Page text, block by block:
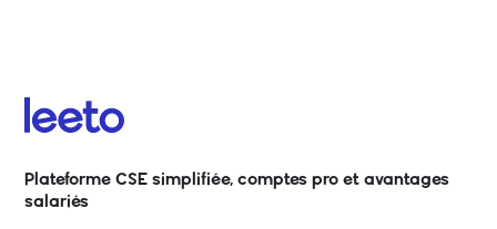
Plateforme CSE simplifiée, comptes pro et avantages
salariés